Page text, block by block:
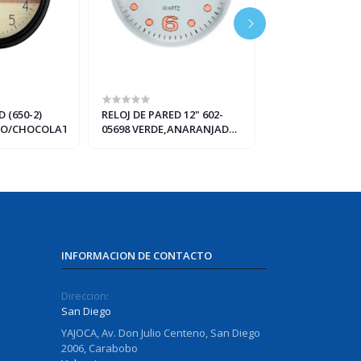
(650-2)
CHOCOLATE
RELOJ DE PARED 12" 602-
05698 VERDE,ANARANJADO
INFORMACION DE CONTACTO
Direccion:
San Diego
YAJOCA, Av. Don Julio Centeno, San Diego
2006, Carabobo